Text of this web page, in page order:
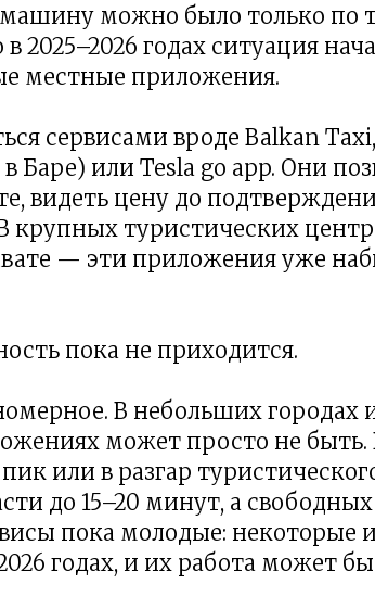
машину можно было только по
2025–2026 годах ситуация
местные приложения.
сервисами вроде Balkan
в Баре) или Tesla go app. Они
видеть цену до
крупных туристических
— эти приложения уже
пока не приходится.
В небольших городах
может просто не быть.
или в разгар
до 15–20 минут, а
пока молодые: некоторые
годах, и их работа может